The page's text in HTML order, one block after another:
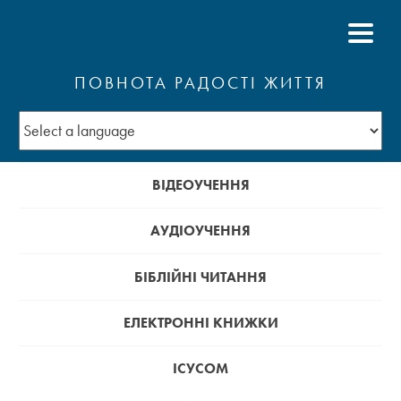
ПОВНОТА РАДОСТІ ЖИТТЯ
ВІДЕОУЧЕННЯ
АУДІОУЧЕННЯ
БІБЛІЙНІ ЧИТАННЯ
ЕЛЕКТРОННІ КНИЖКИ
ІСУСОМ